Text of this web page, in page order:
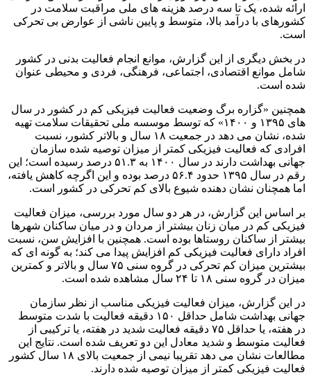
ارائه شده، یک تا سه درصد هزینه های ملی مراقبت سلامت در
کشورهای با درآمد بالا، متوسط و پایین ناشی از عوارض بی تحرکی
است.
در بخش دیگری از این گزارش، موانع انجام فعالیت بدنی در کشور
شامل موانع اقتصادی، اجتماعی، فرهنگی، فردی و محیطی عنوان
شده است.
همچنین «گزاره برگ وضعیت فعالیت فیزیکی کم در کشور در سال
های ۱۳۹۵ و ۱۴۰۰» که توسط موسسه ملی تحقیقات سلامت تهیه
شده، نشان می دهد در جمعیت ۱۸ سال و بالاتر کشور، نسبت
افرادی که فعالیت فیزیکی کمتر از میزان توصیه شده سازمان
جهانی بهداشت دارند در سال ۱۴۰۰ به ۵۱.۳ درصد رسیده است؛ این
رقم در سال ۱۳۹۵ حدود ۵۶.۴ درصد بوده و این اگرچه کاهش یافته،
اما همچنان نشان دهنده شیوع بالای کم تحرکی در کشور است.
بر اساس این گزارش، در هر دو سال مورد بررسی، میزان فعالیت
فیزیکی کم در میان زنان بیشتر از مردان و در میان ساکنان شهرها
بیشتر از ساکنان روستاها بوده است. همچنین با افزایش سن، نسبت
افراد دارای فعالیت فیزیکی کم افزایش پیدا می کند؛ به گونه ای که
بیشترین میزان کم تحرکی در گروه سنی ۷۵ سال و بالاتر و کمترین
میزان در گروه سنی ۱۸ تا ۲۴ سال مشاهده شده است.
در این گزارش، میزان فعالیت فیزیکی مناسب از نظر سازمان
جهانی بهداشت شامل حداقل ۱۵۰ دقیقه فعالیت با شدت متوسط
در هفته، یا حداقل ۷۵ دقیقه فعالیت شدید در هفته، یا ترکیبی از
فعالیت متوسط و شدید معادل این دو تعریف شده است. نتایج این
مطالعات نشان می دهد تقریبا نیمی از جمعیت بالای ۱۸ سال کشور
فعالیت فیزیکی کمتر از میزان توصیه شده دارند.